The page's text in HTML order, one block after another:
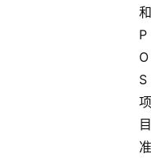
和
P
O
S
项
目
准